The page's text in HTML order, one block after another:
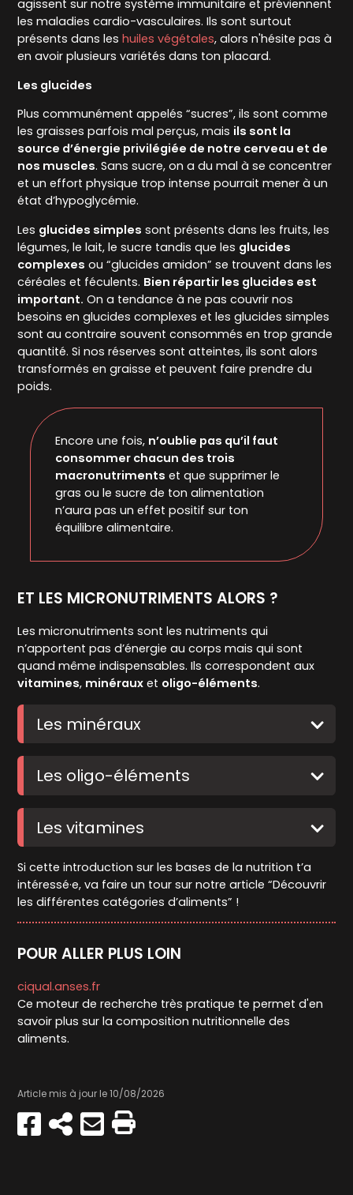
agissent sur notre système immunitaire et préviennent
les maladies cardio-vasculaires. Ils sont surtout
présents dans leshuiles végétales, alors n'hésite pas à
en avoir plusieurs variétés dans ton placard.
Les glucides
Plus communément appelés “sucres”, ils sont comme
les graisses parfois mal perçus, mais ils sont la
source d’énergie privilégiée de notre cerveau et de
nos muscles. Sans sucre, on a du mal à se concentrer
et un effort physique trop intense pourrait mener à un
état d’hypoglycémie.
Les glucides simples sont présents dans les fruits, les
légumes, le lait, le sucre tandis que les glucides
complexes ou “glucides amidon” se trouvent dans les
céréales et féculents. Bien répartir les glucides est
important. On a tendance à ne pas couvrir nos
besoins en glucides complexes et les glucides simples
sont au contraire souvent consommés en trop grande
quantité. Si nos réserves sont atteintes, ils sont alors
transformés en graisse et peuvent faire prendre du
poids.
Encore une fois, n’oublie pas qu’il faut
consommer chacun des trois
macronutriments et que supprimer le
gras ou le sucre de ton alimentation
n’aura pas un effet positif sur ton
équilibre alimentaire.
ET LES MICRONUTRIMENTS ALORS ?
Les micronutriments sont les nutriments qui
n’apportent pas d’énergie au corps mais qui sont
quand même indispensables. Ils correspondent aux
vitamines, minéraux et oligo-éléments.
Les minéraux
Les oligo-éléments
Les vitamines
Si cette introduction sur les bases de la nutrition t’a
intéressé·e, va faire un tour sur notre article “Découvrir
les différentes catégories d’aliments” !
POUR ALLER PLUS LOIN
ciqual.anses.fr
Ce moteur de recherche très pratique te permet d'en
savoir plus sur la composition nutritionnelle des
aliments.
Article mis à jour le 10/08/2026
Partager
sur
CopierEnvoyer
par
Imprimer